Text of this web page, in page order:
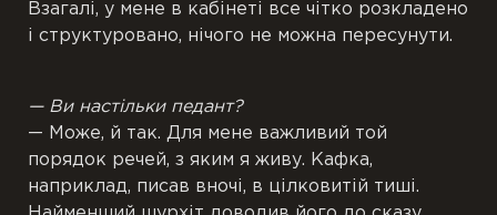
Взагалі, у мене в кабінеті все чітко розкладено
і структуровано, нічого не можна пересунути.
— Ви настільки педант?
— Може, й так. Для мене важливий той
порядок речей, з яким я живу. Кафка,
наприклад, писав вночі, в цілковитій тиші.